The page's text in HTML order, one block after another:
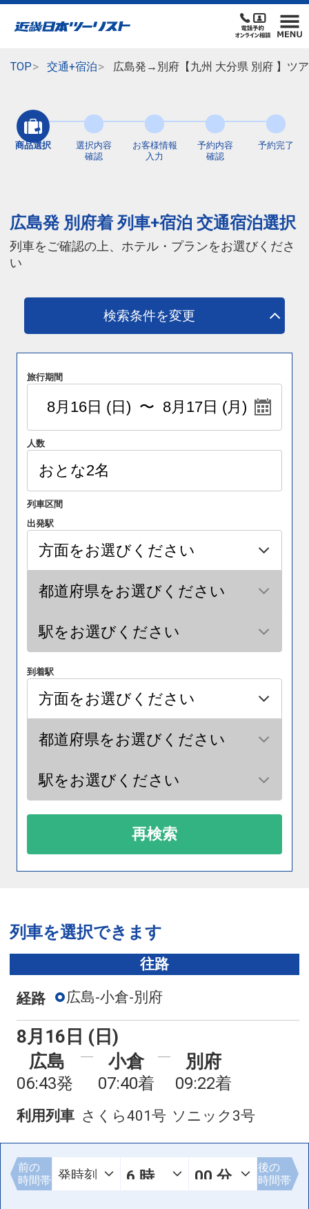
TOP 交通+宿泊 広島発→別府【九州 大分県 別府 】ツ
商品選択
選択内容
確認
お客様情報
入力
予約内容
確認
予約完了
広島発 別府着 列車+宿泊 交通宿泊選択
列車をご確認の上、ホテル・プランをお選びくださ
い
検索条件を変更
旅行期間
人数
列車区間
出発駅
到着駅
再検索
列車を選択できます
往路
経路 広島-小倉-別府
8月16日 (日)
広島
06:43発
小倉
07:40着
別府
09:22着
利用列車 さくら401号 ソニック3号
前の
時間帯
後の
時間帯